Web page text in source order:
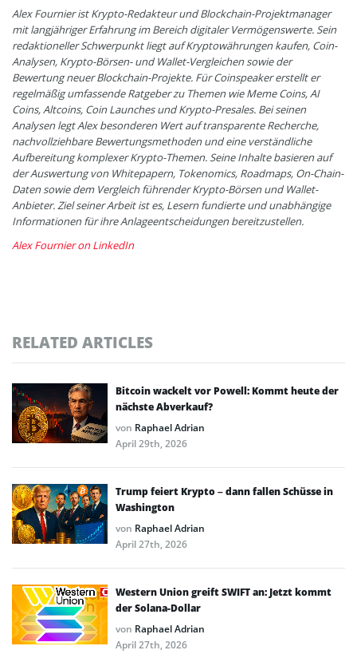
Alex Fournier ist Krypto-Redakteur und Blockchain-Projektmanager
mit langjähriger Erfahrung im Bereich digitaler Vermögenswerte. Sein
redaktioneller Schwerpunkt liegt auf Kryptowährungen kaufen, Coin-
Analysen, Krypto-Börsen- und Wallet-Vergleichen sowie der
Bewertung neuer Blockchain-Projekte. Für Coinspeaker erstellt er
regelmäßig umfassende Ratgeber zu Themen wie Meme Coins, AI
Coins, Altcoins, Coin Launches und Krypto-Presales. Bei seinen
Analysen legt Alex besonderen Wert auf transparente Recherche,
nachvollziehbare Bewertungsmethoden und eine verständliche
Aufbereitung komplexer Krypto-Themen. Seine Inhalte basieren auf
der Auswertung von Whitepapern, Tokenomics, Roadmaps, On-Chain-
Daten sowie dem Vergleich führender Krypto-Börsen und Wallet-
Anbieter. Ziel seiner Arbeit ist es, Lesern fundierte und unabhängige
Informationen für ihre Anlageentscheidungen bereitzustellen.
Alex Fournier on LinkedIn
RELATED ARTICLES
Bitcoin wackelt vor Powell: Kommt heute der
nächste Abverkauf?
von Raphael Adrian
April 29th, 2026
Trump feiert Krypto – dann fallen Schüsse in
Washington
von Raphael Adrian
April 27th, 2026
Western Union greift SWIFT an: Jetzt kommt
der Solana-Dollar
von Raphael Adrian
April 27th, 2026